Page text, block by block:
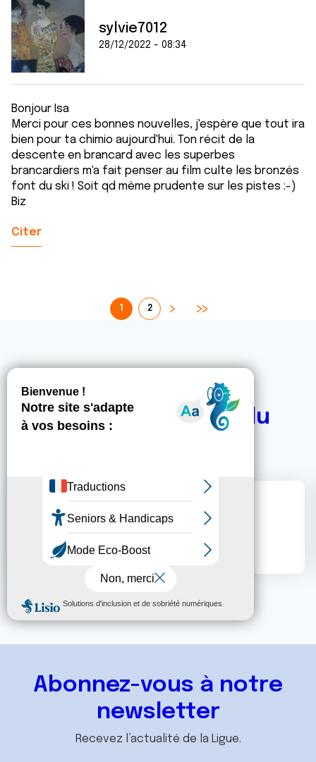
sylvie7012
28/12/2022 - 08:34
Bonjour Isa
Merci pour ces bonnes nouvelles, j'espère que tout ira
bien pour ta chimio aujourd'hui. Ton récit de la
descente en brancard avec les superbes
brancardiers m'a fait penser au film culte les bronzés
font du ski ! Soit qd même prudente sur les pistes :-)
Biz
Citer
1 2
Les intervenants du
Abonnez-vous à notre
newsletter
Recevez l’actualité de la Ligue.